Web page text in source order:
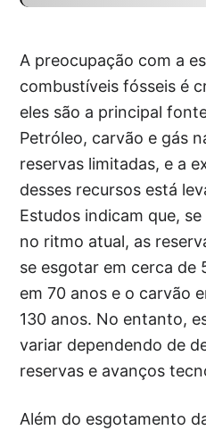
A preocupação com a
combustíveis fósseis é
eles são a principal
Petróleo, carvão e gás
reservas limitadas, e a
desses recursos está
Estudos indicam que,
no ritmo atual, as
se esgotar em cerca de
em 70 anos e o carvão
130 anos. No entanto,
variar dependendo de
reservas e avanços
Além do esgotamento